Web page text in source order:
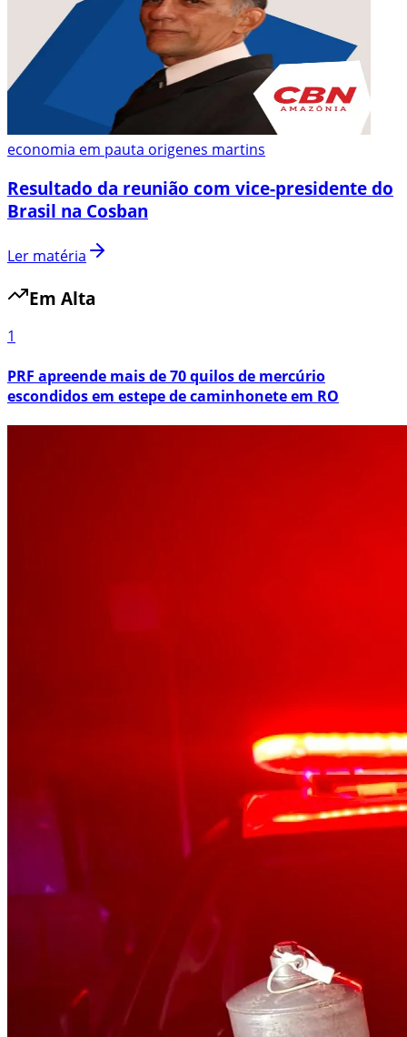
economia em pauta origenes martins
Resultado da reunião com vice-presidente do
Brasil na Cosban
Ler matéria
Em Alta
1
PRF apreende mais de 70 quilos de mercúrio
escondidos em estepe de caminhonete em RO